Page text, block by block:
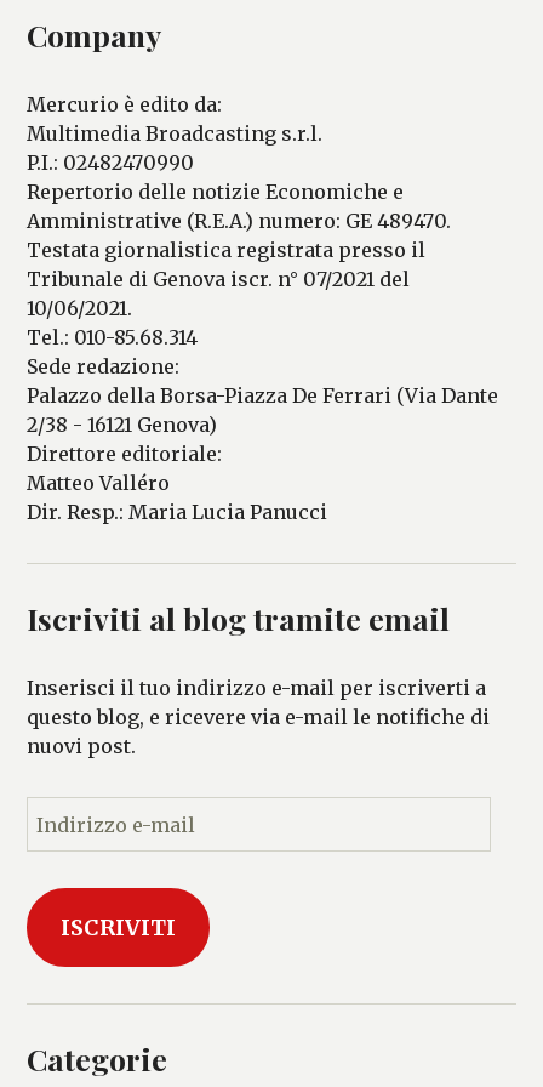
Company
Mercurio è edito da:
Multimedia Broadcasting s.r.l.
P.I.: 02482470990
Repertorio delle notizie Economiche e
Amministrative (R.E.A.) numero: GE 489470.
Testata giornalistica registrata presso il
Tribunale di Genova iscr. n° 07/2021 del
10/06/2021.
Tel.: 010-85.68.314
Sede redazione:
Palazzo della Borsa-Piazza De Ferrari (Via Dante
2/38 - 16121 Genova)
Direttore editoriale:
Matteo Valléro
Dir. Resp.: Maria Lucia Panucci
Iscriviti al blog tramite email
Inserisci il tuo indirizzo e-mail per iscriverti a
questo blog, e ricevere via e-mail le notifiche di
nuovi post.
n
i
r
i
e
ISCRIVITI
Categorie